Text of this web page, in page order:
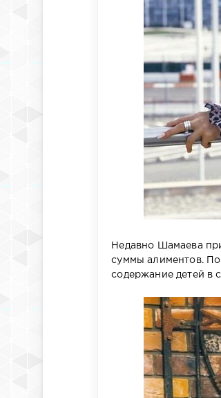
Недавно Шамаева
суммы алиментов. По
содержание детей в